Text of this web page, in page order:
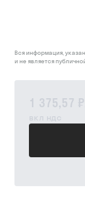
1 375,57 ₽
вкл ндс
Вся информация,
и не является